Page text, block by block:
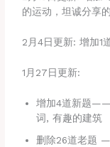
的运动，坦诚分享
2月4日更新: 增加
1月27日更新:
增加4道新题——
词, 有趣的建筑
删除26道老题